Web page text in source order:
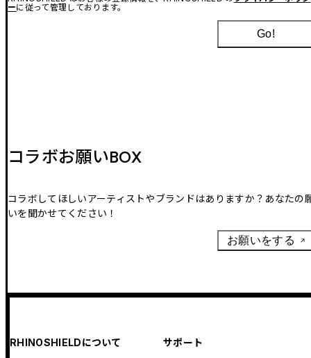
ーに従って管理しております。
Go!
コラボお願いBOX
コラボしてほしいアーティストやブランドはありますか？あなたの
いを聞かせてください！
お願いをする
RHINOSHIELDについて サポート